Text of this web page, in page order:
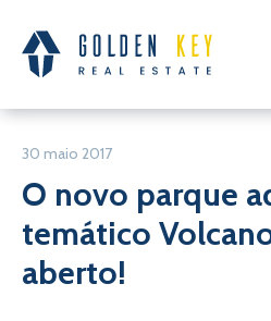
30 maio 2017
O novo parque
temático
aberto!